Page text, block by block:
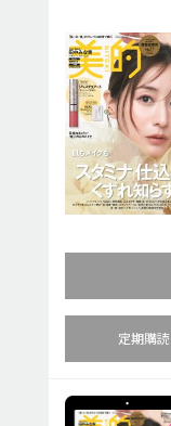
定期購読